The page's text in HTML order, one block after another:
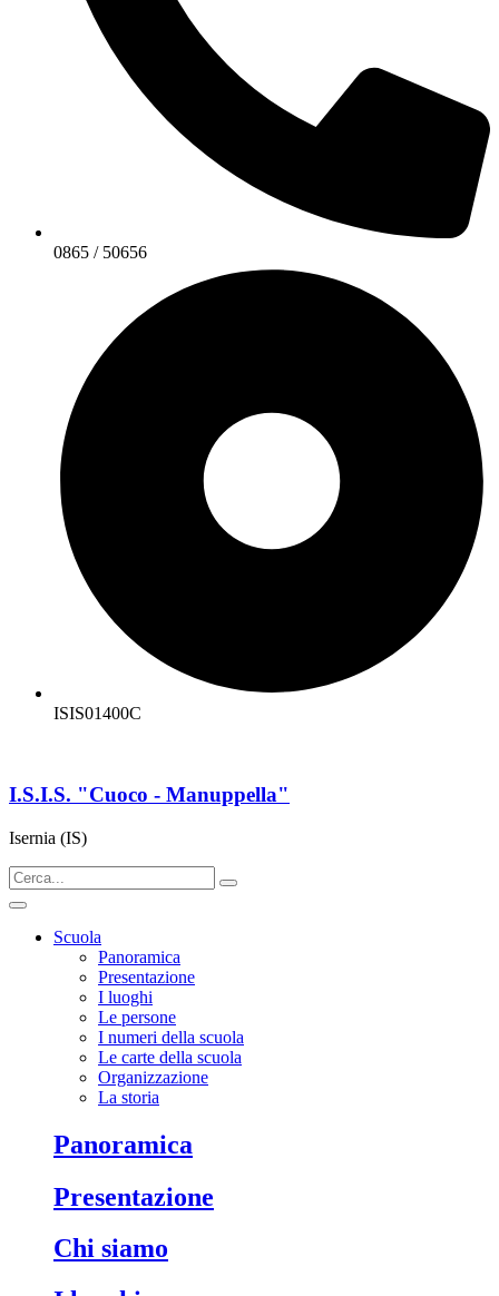
0865 / 50656
ISIS01400C
I.S.I.S. "Cuoco - Manuppella"
Isernia (IS)
Scuola
Panoramica
Presentazione
I luoghi
Le persone
I numeri della scuola
Le carte della scuola
Organizzazione
La storia
panoramica
presentazione
chi siamo